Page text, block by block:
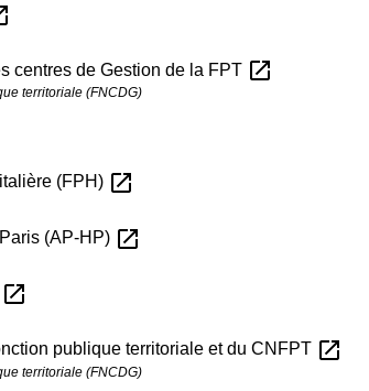
centres de Gestion de la FPT open_in_new
territoriale (FNCDG)
(FPH) open_in_new
(AP-HP) open_in_new
open_in_new
publique territoriale et du CNFPT open_in_new
territoriale (FNCDG)